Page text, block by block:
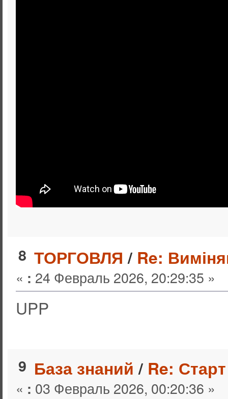
8 ТОРГОВЛЯ / Re:
« : 24 Февраль 2026, 20:29:35 »
UPP
9 База знаний / Re:
« : 03 Февраль 2026, 00:20:36 »